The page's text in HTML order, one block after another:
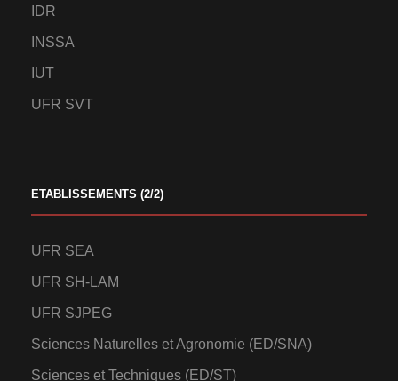
IDR
INSSA
IUT
UFR SVT
ETABLISSEMENTS (2/2)
UFR SEA
UFR SH-LAM
UFR SJPEG
Sciences Naturelles et Agronomie (ED/SNA)
Sciences et Techniques (ED/ST)